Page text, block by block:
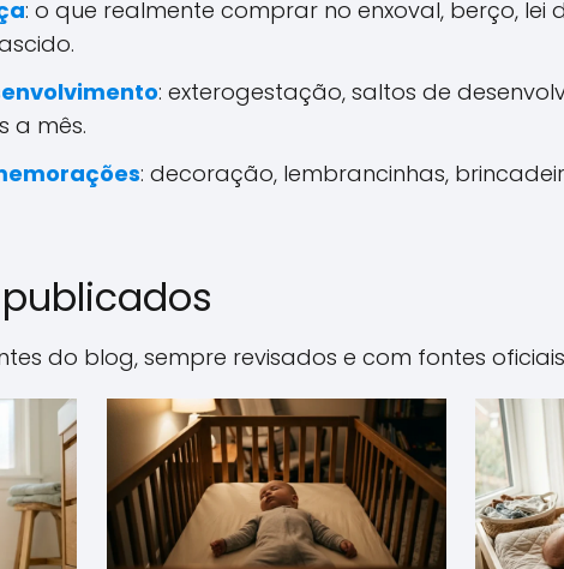
: o que realmente comprar no enxoval, berço, lei
: exterogestação, saltos de
a mês.
: decoração, lembrancinhas,
do blog, sempre revisados e com fontes